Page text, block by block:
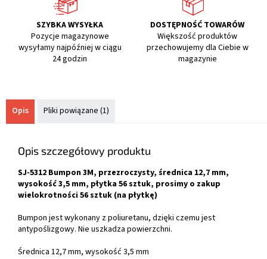
SZYBKA WYSYŁKA
Pozycje magazynowe
wysyłamy najpóźniej w ciągu
24 godzin
DOSTĘPNOŚĆ TOWARÓW
Większość produktów
przechowujemy dla Ciebie w
magazynie
Opis Pliki powiązane (1)
Opis szczegółowy produktu
SJ-5312 Bumpon 3M, przezroczysty, średnica 12,7 mm,
wysokość 3,5 mm, płytka 56 sztuk, prosimy o zakup
wielokrotności 56 sztuk (na płytkę)
Bumpon jest wykonany z poliuretanu, dzięki czemu jest
antypoślizgowy. Nie uszkadza powierzchni.
Średnica 12,7 mm, wysokość 3,5 mm